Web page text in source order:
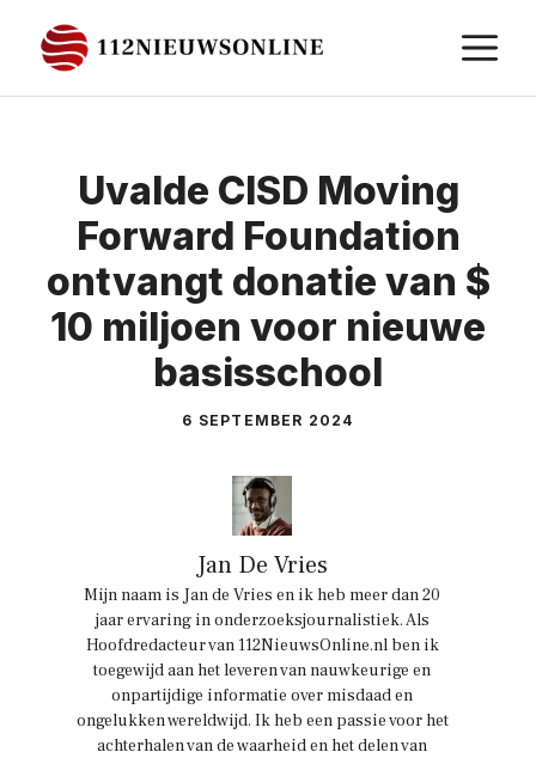
naar
de
Uvalde CISD Moving
Forward Foundation
ontvangt donatie van $
10 miljoen voor nieuwe
basisschool
6 SEPTEMBER 2024
Jan De Vries
Mijn naam is Jan de Vries en ik heb meer dan 20
jaar ervaring in onderzoeksjournalistiek. Als
Hoofdredacteur van 112NieuwsOnline.nl ben ik
toegewijd aan het leveren van nauwkeurige en
onpartijdige informatie over misdaad en
ongelukken wereldwijd. Ik heb een passie voor het
achterhalen van de waarheid en het delen van